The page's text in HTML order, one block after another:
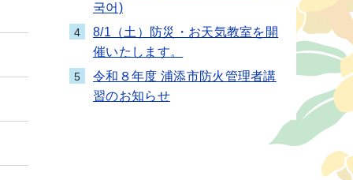
국어)
4
8/1（土）防災・お天気教室を開
催いたします。
5
令和８年度 浦添市防火管理者講
習のお知らせ